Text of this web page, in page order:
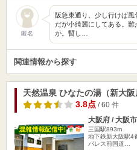
匿名
阪急東通り、少し行けば
だが小綺麗にしてある。
か。暫し…
関連情報から探す
天然温泉 ひなたの湯（新大阪
3.8点 / 60 件
大阪府 / 大阪市
三国駅893m
地下鉄新大阪駅4
パレス前国道…